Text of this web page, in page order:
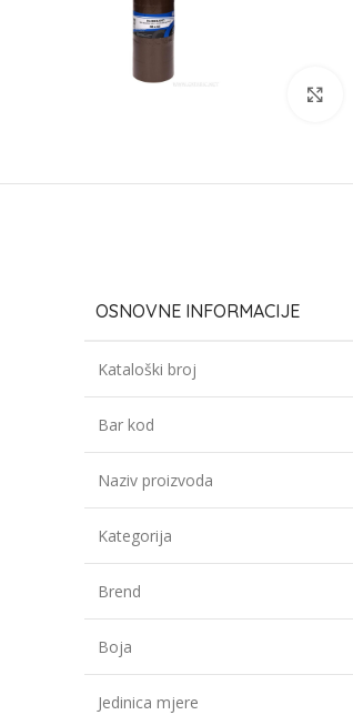
OSNOVNE INFORMACIJE
Kataloški broj
Bar kod
Naziv proizvoda
Kategorija
Brend
Boja
Jedinica mjere